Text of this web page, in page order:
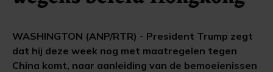
WASHINGTON (ANP/RTR) - President Trump zegt
dat hij deze week nog met maatregelen tegen
China komt, naar aanleiding van de bemoeienissen